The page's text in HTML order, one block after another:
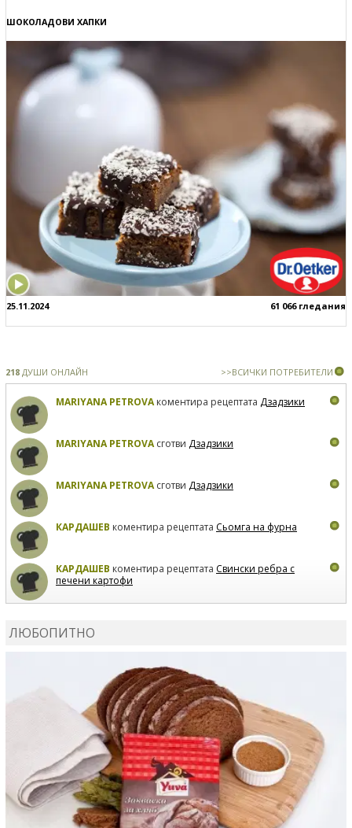
ШОКОЛАДОВИ ХАПКИ
25.11.2024 61 066 гледания
218 ДУШИ ОНЛАЙН >>ВСИЧКИ ПОТРЕБИТЕЛИ
MARIYANA PETROVAкоментира рецептата Дзадзики
MARIYANA PETROVAсготви Дзадзики
MARIYANA PETROVAсготви Дзадзики
КАРДАШЕВ коментира рецептата Сьомга на фурна
КАРДАШЕВ коментира рецептата Свински ребра с
печени картофи
ЛЮБОПИТНО